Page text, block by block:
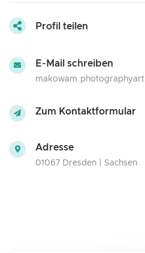
Profil teilen
E-Mail schreiben
Zum Kontaktformular
Adresse
01067 Dresden | Sachsen